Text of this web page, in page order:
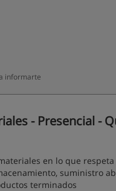
informarte
- Presencial -
en lo que
suministro
terminados